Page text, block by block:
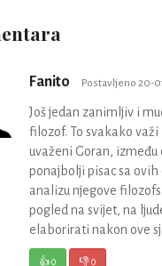
Fanito Postavljeno 20-
Još jedan zanimljiv i
filozof. To svakako
uvaženi Goran,
ponajbolji pisac sa ovih
analizu njegove
pogled na svijet, na
elaborirati nakon ove
👍0 👎0